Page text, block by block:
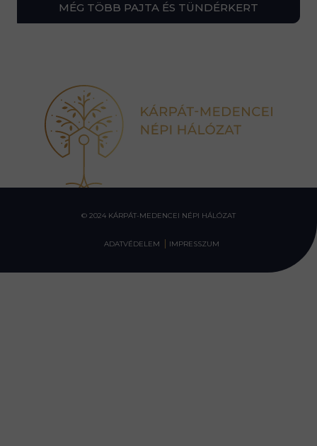
MÉG TÖBB PAJTA ÉS TÜNDÉRKERT
© 2024 KÁRPÁT-MEDENCEI NÉPI HÁLÓZAT
ADATVÉDELEM IMPRESSZUM